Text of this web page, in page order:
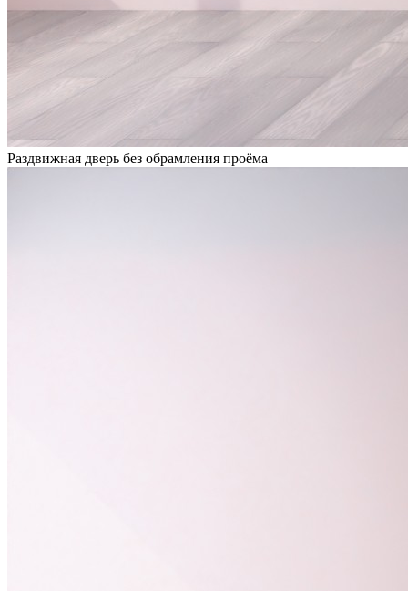
Раздвижная дверь без обрамления проёма